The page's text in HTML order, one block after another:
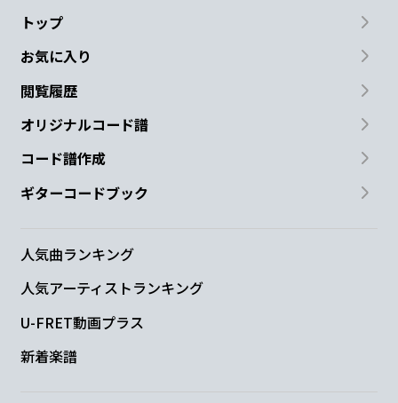
トップ
お気に入り
閲覧履歴
オリジナルコード譜
コード譜作成
ギターコードブック
人気曲ランキング
人気アーティストランキング
U-FRET動画プラス
新着楽譜